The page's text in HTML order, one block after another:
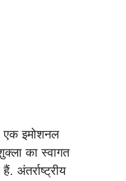
एक इमोशनल
का स्वागत
अंतर्राष्ट्रीय